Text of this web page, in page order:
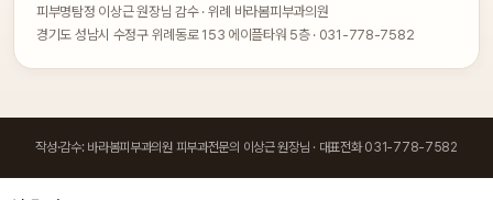
피부명탐정 이상근 원장님 감수 · 위례 바라봄피부과의원
경기도 성남시 수정구 위례동로 153 에이플타워 5층 · 031-778-7582
작성·감수: 바라봄피부과의원 피부과전문의 이상근 원장님 · 대표전화 031-778-7582